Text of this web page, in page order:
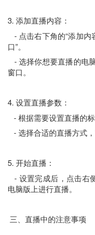
3. 添加直播内容：
- 点击右下角的“添加内
口”。
- 选择你想要直播的电
窗口。
4. 设置直播参数：
- 根据需要设置直播的
- 选择合适的直播方式
5. 开始直播：
- 设置完成后，点击右
电脑版上进行直播。
三、直播中的注意事项